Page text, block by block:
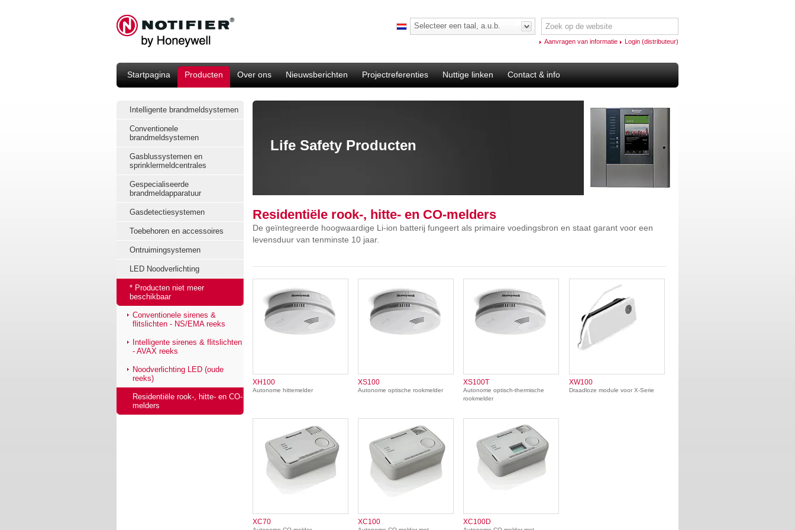
Selecteer een taal, a.u.b.
Aanvragen van informatie Login (distributeur)
Startpagina Producten Over ons Nieuwsberichten Projectreferenties Nuttige linken Contact & info
Intelligente brandmeldsystemen
Conventionele
brandmeldsystemen
Gasblussystemen en
sprinklermeldcentrales
Gespecialiseerde
brandmeldapparatuur
Gasdetectiesystemen
Toebehoren en accessoires
Ontruimingsystemen
LED Noodverlichting
* Producten niet meer
beschikbaar
Conventionele sirenes &
flitslichten - NS/EMA reeks
Intelligente sirenes & flitslichten
- AVAX reeks
Noodverlichting LED (oude
reeks)
Residentiële rook-, hitte- en CO-
melders
Life Safety Producten
Residentiële rook-, hitte- en CO-melders
De geïntegreerde hoogwaardige Li-ion batterij fungeert als primaire voedingsbron en staat garant voor een
levensduur van tenminste 10 jaar.
XH100
Autonome hittemelder
XS100
Autonome optische rookmelder
XS100T
Autonome optisch-thermische
rookmelder
XW100
Draadloze module voor X-Serie
XC70 XC100 XC100D